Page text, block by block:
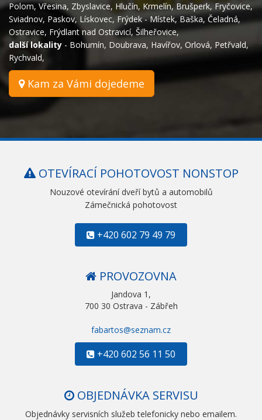
Polom,Vřesina, Zbyslavice, Hlučín, Krmelín,Brušperk,Fryčovice,
Sviadnov, Paskov, Lískovec, Frýdek - Místek,Baška, Čeladná,
Ostravice, Frýdlant nad Ostravicí, Šilheřovice,
další lokality - Bohumín, Doubrava, Havířov, Orlová, Petřvald,
Rychvald,
Kam za Vámi dojedeme
OTEVÍRACÍ POHOTOVOST NONSTOP
Nouzové otevírání dveří bytů a automobilů
Zámečnická pohotovost
+420 602 79 49 79
PROVOZOVNA
Jandova 1,
700 30 Ostrava - Zábřeh
fabartos@seznam.cz
+420 602 56 11 50
OBJEDNÁVKA SERVISU
Objednávky servisních služeb telefonicky nebo emailem.